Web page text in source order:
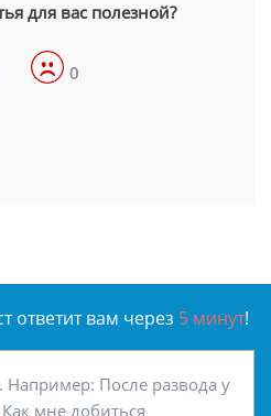
для вас полезной?
0
ответит вам через 5 минут!